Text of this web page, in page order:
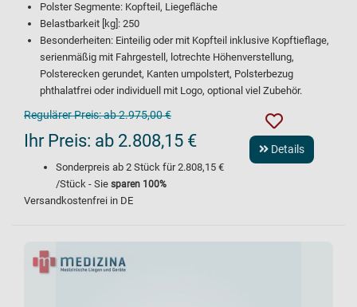
Polster Segmente: Kopfteil, Liegefläche
Belastbarkeit [kg]: 250
Besonderheiten: Einteilig oder mit Kopfteil inklusive Kopftieflage,
serienmäßig mit Fahrgestell, lotrechte Höhenverstellung,
Polsterecken gerundet, Kanten umpolstert, Polsterbezug
phthalatfrei oder individuell mit Logo, optional viel Zubehör.
Regulärer Preis:ab 2.975,00 €
Ihr Preis: ab 2.808,15 €
Sonderpreis ab 2 Stück für2.808,15 €
/Stück - Sie sparen 100%
Versandkostenfrei in DE
Details